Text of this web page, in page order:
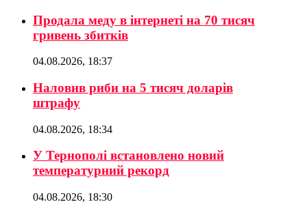
Продала меду в інтернеті на 70 тисяч
гривень збитків
04.08.2026, 18:37
Наловив риби на 5 тисяч доларів
штрафу
04.08.2026, 18:34
У Тернополі встановлено новий
температурний рекорд
04.08.2026, 18:30